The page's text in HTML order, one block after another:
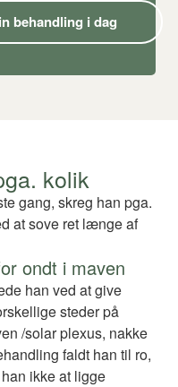
behandling i dag
kolik
gang, skreg han pga.
at sove ret længe af
ondt i maven
han ved at give
steder på
/solar plexus, nakke
faldt han til ro,
ikke at ligge